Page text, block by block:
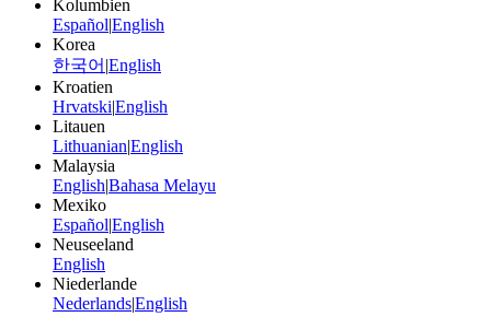
Kolumbien
Español|English
Korea
한국어 |English
Kroatien
Hrvatski|English
Litauen
Lithuanian|English
Malaysia
English|Bahasa Melayu
Mexiko
Español|English
Neuseeland
English
Niederlande
Nederlands|English